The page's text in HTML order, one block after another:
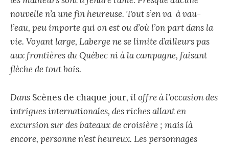
nouvelle n’a une fin heureuse. Tout s’en va à vau-
l’eau, peu importe qui on est ou d’où l’on part dans la
vie. Voyant large, Laberge ne se limite d’ailleurs pas
aux frontières du Québec ni à la campagne, faisant
flèche de tout bois.
Dans Scènes de chaque jour, il offre à l’occasion des
intrigues internationales, des riches allant en
excursion sur des bateaux de croisière ; mais là
encore, personne n’est heureux. Les personnages